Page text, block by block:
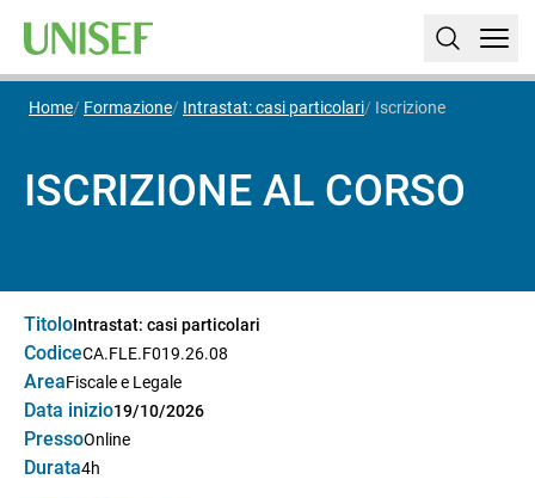
Home Formazione Intrastat: casi particolari Iscrizione
ISCRIZIONE AL CORSO
TitoloIntrastat: casi particolari
CodiceCA.FLE.F019.26.08
AreaFiscale e Legale
Data inizio19/10/2026
PressoOnline
Durata4h